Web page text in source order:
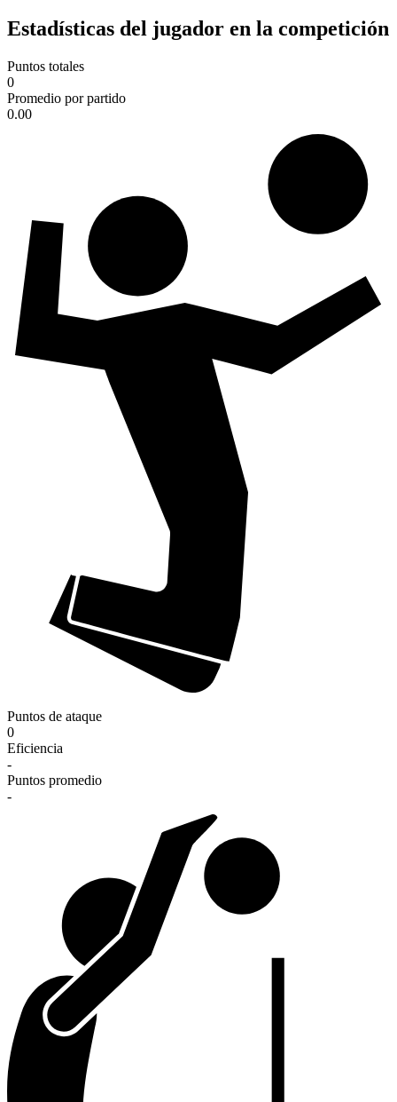
Estadísticas del jugador en la competición
Puntos totales
0
Promedio por partido
0.00
Puntos de ataque
0
Eficiencia
-
Puntos promedio
-